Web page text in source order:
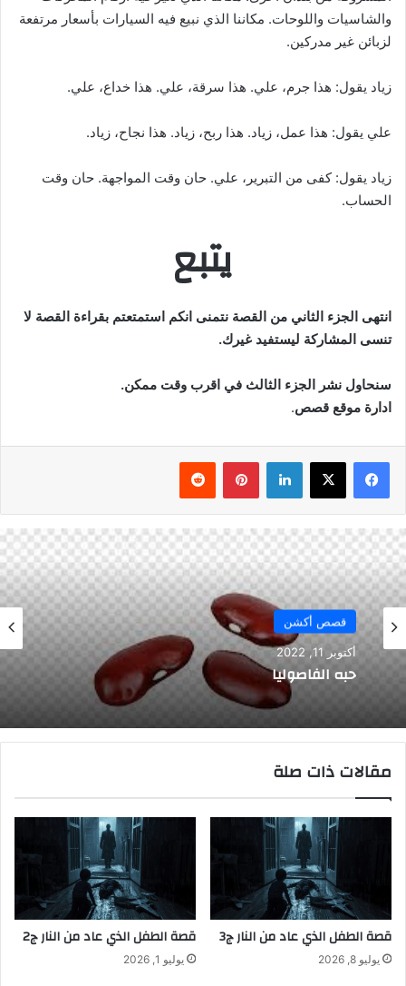
والشاسيات واللوحات. مكاننا الذي نبيع فيه السيارات بأسعار مرتفعة
لزبائن غير مدركين.
زياد يقول: هذا جرم، علي. هذا سرقة، علي. هذا خداع، علي.
علي يقول: هذا عمل، زياد. هذا ربح، زياد. هذا نجاح، زياد.
زياد يقول: كفى من التبرير، علي. حان وقت المواجهة. حان وقت
الحساب.
يتبع
انتهى الجزء الثاني من القصة نتمنى انكم استمتعتم بقراءة القصة لا
تنسى المشاركة ليستفيد غيرك.
سنحاول نشر الجزء الثالث في اقرب وقت ممكن.
ادارة موقع قصص.
فيسبوك ‫X لينكدإن بينتيريست
قصص أكشن
أكتوبر 11, 2022
حبه الفاصوليا
مقالات ذات صلة
قصة الطفل الذي عاد من النار ج3
يوليو 8, 2026
قصة الطفل الذي عاد من النار ج2
يوليو 1, 2026